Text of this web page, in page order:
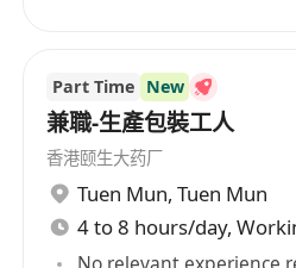
： 主要處理輕型貨
需過多體力勞動的求職者。
有飯鐘： 1小時固定用餐時
14:30 – 15:30 )
工作時間： 每天7.5小時(
六、日及公眾假期休息
Part Time New
兼職-生產包裝工人
香港颐生大药厂
Tuen Mun, Tuen Mun
4 to 8 hours/day,